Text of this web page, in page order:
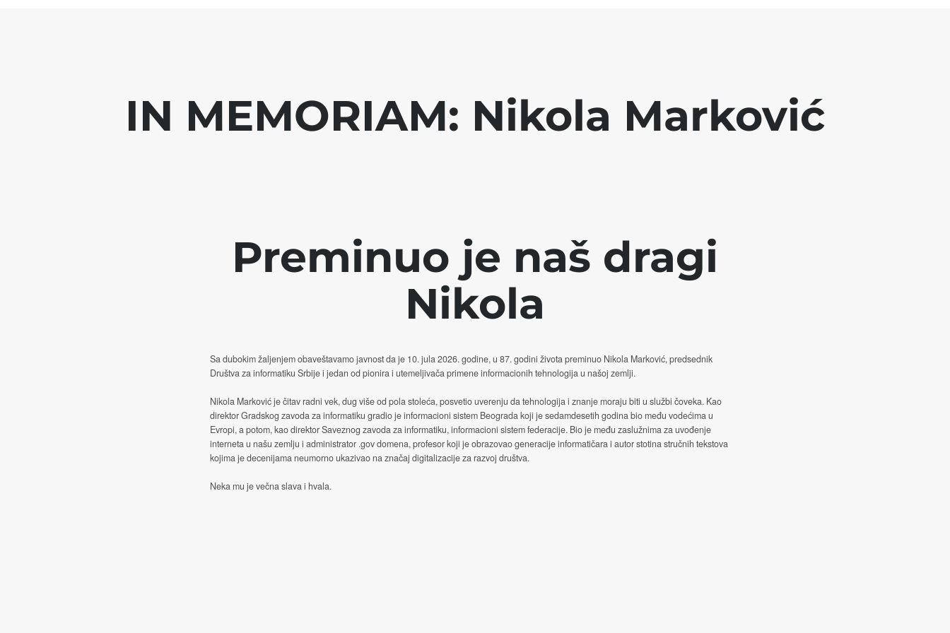
IN MEMORIAM: Nikola Marković
Preminuo je naš dragi
Nikola
Sa dubokim žaljenjem obaveštavamo javnost da je 10. jula 2026. godine, u 87. godini života preminuo Nikola Marković, predsednik
Društva za informatiku Srbije i jedan od pionira i utemeljivača primene informacionih tehnologija u našoj zemlji.
Nikola Marković je čitav radni vek, dug više od pola stoleća, posvetio uverenju da tehnologija i znanje moraju biti u službi čoveka. Kao
direktor Gradskog zavoda za informatiku gradio je informacioni sistem Beograda koji je sedamdesetih godina bio među vodećima u
Evropi, a potom, kao direktor Saveznog zavoda za informatiku, informacioni sistem federacije. Bio je među zaslužnima za uvođenje
interneta u našu zemlju i administrator .gov domena, profesor koji je obrazovao generacije informatičara i autor stotina stručnih tekstova
kojima je decenijama neumorno ukazivao na značaj digitalizacije za razvoj društva.
Neka mu je večna slava i hvala.